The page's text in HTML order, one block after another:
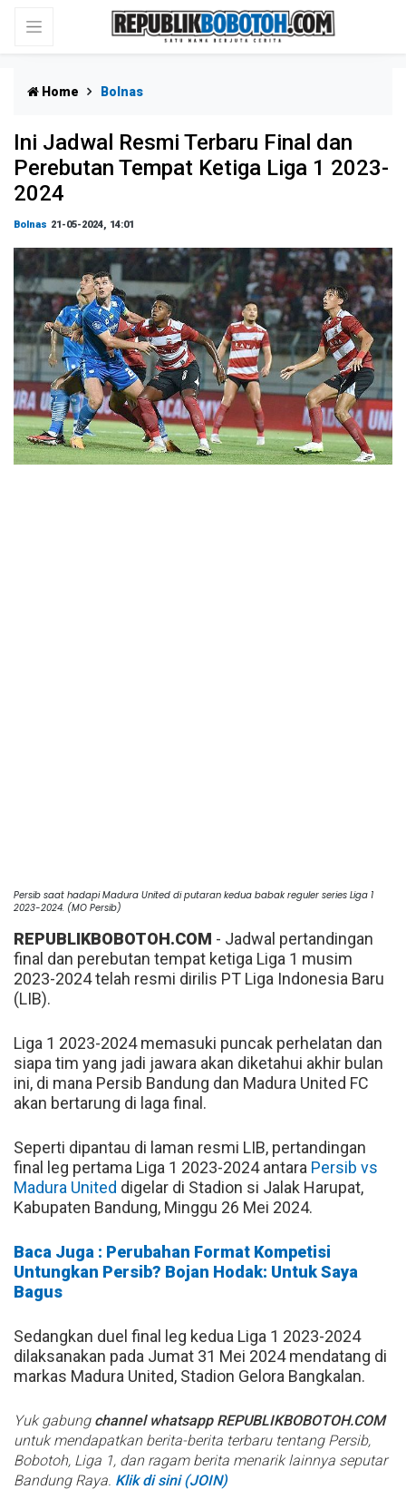
Home Bolnas
Ini Jadwal Resmi Terbaru Final dan
Perebutan Tempat Ketiga Liga 1 2023-
2024
Bolnas 21-05-2024, 14:01
Persib saat hadapi Madura United di putaran kedua babak reguler series Liga 1
2023-2024. (MO Persib)
REPUBLIKBOBOTOH.COM - Jadwal pertandingan
final dan perebutan tempat ketiga Liga 1 musim
2023-2024 telah resmi dirilis PT Liga Indonesia Baru
(LIB).
Liga 1 2023-2024 memasuki puncak perhelatan dan
siapa tim yang jadi jawara akan diketahui akhir bulan
ini, di mana Persib Bandung dan Madura United FC
akan bertarung di laga final.
Seperti dipantau di laman resmi LIB, pertandingan
final leg pertama Liga 1 2023-2024 antara Persib vs
Madura United digelar di Stadion si Jalak Harupat,
Kabupaten Bandung, Minggu 26 Mei 2024.
Baca Juga : Perubahan Format Kompetisi
Untungkan Persib? Bojan Hodak: Untuk Saya
Bagus
Sedangkan duel final leg kedua Liga 1 2023-2024
dilaksanakan pada Jumat 31 Mei 2024 mendatang di
markas Madura United, Stadion Gelora Bangkalan.
Yuk gabung channel whatsapp REPUBLIKBOBOTOH.COM
untuk mendapatkan berita-berita terbaru tentang Persib,
Bobotoh, Liga 1, dan ragam berita menarik lainnya seputar
Bandung Raya. Klik di sini (JOIN)